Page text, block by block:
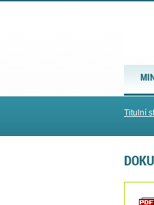
Titulní